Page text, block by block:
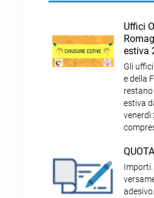
Uffici
estiva
Gli
e della
estiva
venerdì